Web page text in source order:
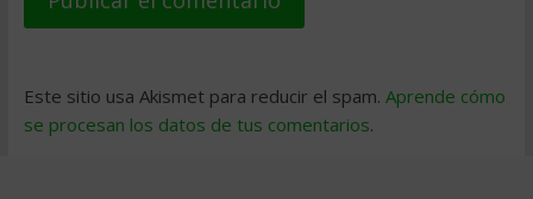
Este sitio usa Akismet para reducir el spam. Aprende cómo
se procesan los datos de tus comentarios.